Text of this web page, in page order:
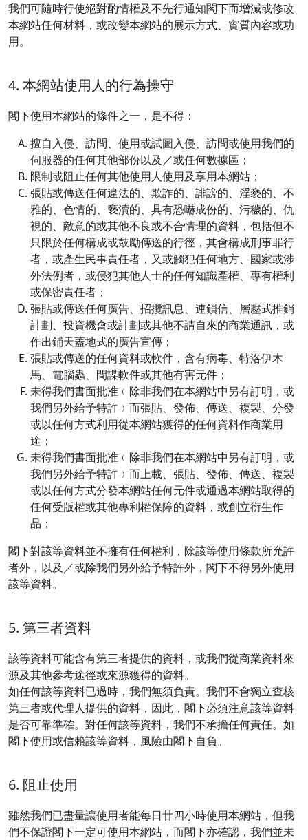
我們可隨時行使絕對酌情權及不先行通知閣下而增減或修改
本網站任何材料，或改變本網站的展示方式、實質內容或功
用。
4. 本網站使用人的行為操守
閣下使用本網站的條件之一，是不得：
擅自入侵、訪問、使用或試圖入侵、訪問或使用我們的
伺服器的任何其他部份以及／或任何數據區；
限制或阻止任何其他使用人使用及享用本網站；
張貼或傳送任何違法的、欺詐的、誹謗的、淫褻的、不
雅的、色情的、褻瀆的、具有恐嚇成份的、污穢的、仇
視的、敵意的或其他不良或不合情理的資料，包括但不
只限於任何構成或鼓勵傳送的行徑，其會構成刑事罪行
者，或產生民事責任者，又或觸犯任何地方、國家或涉
外法例者，或侵犯其他人士的任何知識產權、專有權利
或保密責任者；
張貼或傳送任何廣告、招攬訊息、連鎖信、層壓式推銷
計劃、投資機會或計劃或其他不請自來的商業通訊，或
作出鋪天蓋地式的廣告宣傳；
張貼或傳送的任何資料或軟件，含有病毒、特洛伊木
馬、電腦蟲、間諜軟件或其他有害元件；
未得我們書面批准﹙除非我們在本網站中另有訂明，或
我們另外給予特許﹚而張貼、發佈、傳送、複製、分發
或以任何方式利用從本網站獲得的任何資料作商業用
途；
未得我們書面批准﹙除非我們在本網站中另有訂明，或
我們另外給予特許﹚而上載、張貼、發佈、傳送、複製
或以任何方式分發本網站任何元件或通過本網站取得的
任何受版權或其他專利權保障的資料，或創立衍生作
品；
閣下對該等資料並不擁有任何權利，除該等使用條款所允許
者外，以及／或除我們另外給予特許外，閣下不得另外使用
該等資料。
5. 第三者資料
該等資料可能含有第三者提供的資料，或我們從商業資料來
源及其他參考途徑或來源獲得的資料。
如任何該等資料已過時，我們無須負責。我們不會獨立查核
第三者或代理人提供的資料，因此，閣下必須注意該等資料
是否可靠準確。對任何該等資料，我們不承擔任何責任。如
閣下使用或信賴該等資料，風險由閣下自負。
6. 阻止使用
雖然我們已盡量讓使用者能每日廿四小時使用本網站，但我
們不保證閣下一定可使用本網站，而閣下亦確認，我們並未